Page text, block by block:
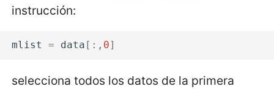
instrucción:
mlist = data [:, 0]
selecciona todos los datos de la primera